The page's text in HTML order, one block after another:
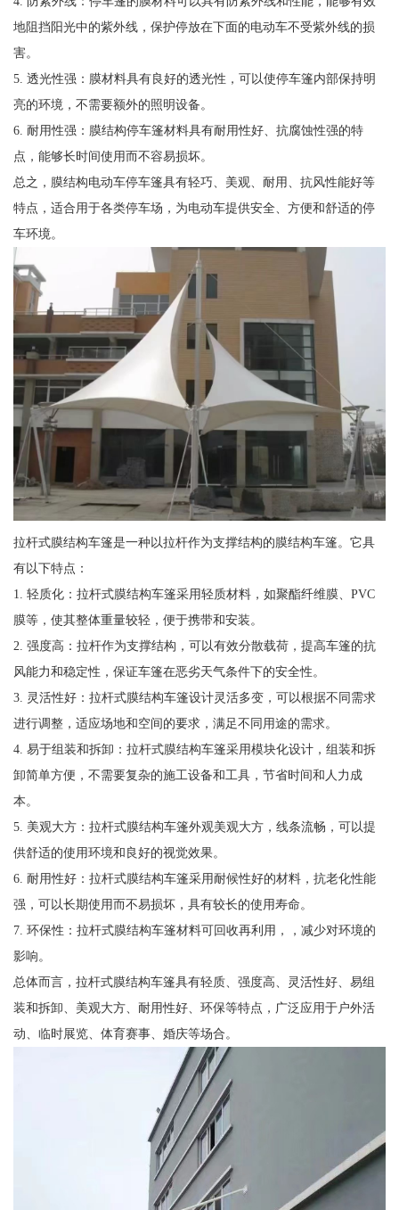
地阻挡阳光中的紫外线，保护停放在下面的电动车不受紫外线的损
害。
5. 透光性强：膜材料具有良好的透光性，可以使停车篷内部保持明
亮的环境，不需要额外的照明设备。
6. 耐用性强：膜结构停车篷材料具有耐用性好、抗腐蚀性强的特
点，能够长时间使用而不容易损坏。
总之，膜结构电动车停车篷具有轻巧、美观、耐用、抗风性能好等
特点，适合用于各类停车场，为电动车提供安全、方便和舒适的停
车环境。
拉杆式膜结构车篷是一种以拉杆作为支撑结构的膜结构车篷。它具
有以下特点：
1. 轻质化：拉杆式膜结构车篷采用轻质材料，如聚酯纤维膜、PVC
膜等，使其整体重量较轻，便于携带和安装。
2. 强度高：拉杆作为支撑结构，可以有效分散载荷，提高车篷的抗
风能力和稳定性，保证车篷在恶劣天气条件下的安全性。
3. 灵活性好：拉杆式膜结构车篷设计灵活多变，可以根据不同需求
进行调整，适应场地和空间的要求，满足不同用途的需求。
4. 易于组装和拆卸：拉杆式膜结构车篷采用模块化设计，组装和拆
卸简单方便，不需要复杂的施工设备和工具，节省时间和人力成
本。
5. 美观大方：拉杆式膜结构车篷外观美观大方，线条流畅，可以提
供舒适的使用环境和良好的视觉效果。
6. 耐用性好：拉杆式膜结构车篷采用耐候性好的材料，抗老化性能
强，可以长期使用而不易损坏，具有较长的使用寿命。
7. 环保性：拉杆式膜结构车篷材料可回收再利用，，减少对环境的
影响。
总体而言，拉杆式膜结构车篷具有轻质、强度高、灵活性好、易组
装和拆卸、美观大方、耐用性好、环保等特点，广泛应用于户外活
动、临时展览、体育赛事、婚庆等场合。